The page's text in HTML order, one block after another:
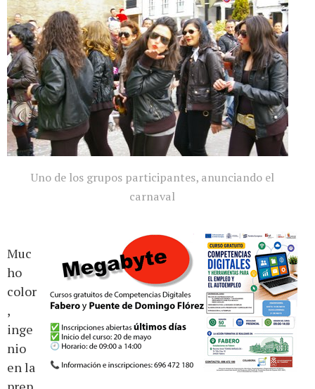
Uno de los grupos participantes, anunciando el
carnaval
Muc
ho
color
,
inge
nio
en la